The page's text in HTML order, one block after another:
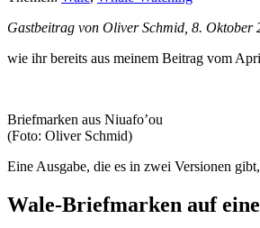
Gastbeitrag von Oliver Schmid, 8. Oktober
wie ihr bereits aus meinem Beitrag vom
Briefmarken aus Niuafo’ou
(Foto: Oliver Schmid)
Eine Ausgabe, die es in zwei Versionen
Wale-Briefmarken auf